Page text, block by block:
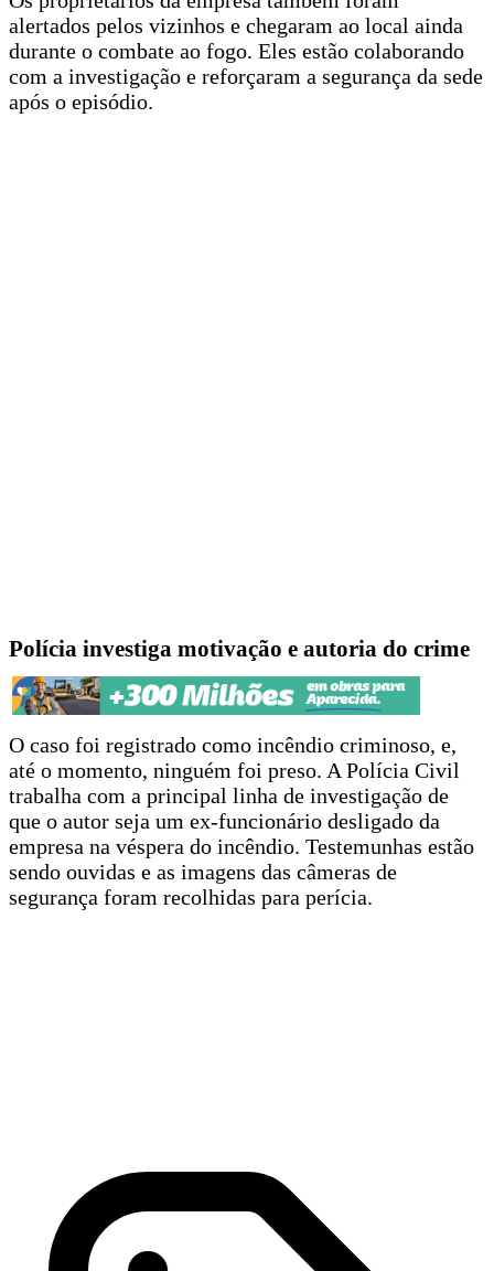
alertados pelos vizinhos e chegaram ao local ainda
durante o combate ao fogo. Eles estão colaborando
com a investigação e reforçaram a segurança da sede
após o episódio.
Polícia investiga motivação e autoria do crime
O caso foi registrado como incêndio criminoso, e,
até o momento, ninguém foi preso. A Polícia Civil
trabalha com a principal linha de investigação de
que o autor seja um ex-funcionário desligado da
empresa na véspera do incêndio. Testemunhas estão
sendo ouvidas e as imagens das câmeras de
segurança foram recolhidas para perícia.